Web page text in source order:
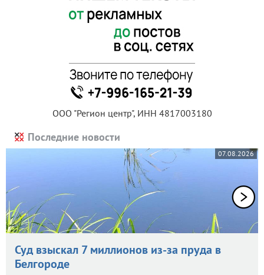
ООО "Регион центр", ИНН 4817003180
Последние новости
07.08.2026
Суд взыскал 7 миллионов из-за пруда в
Белгороде